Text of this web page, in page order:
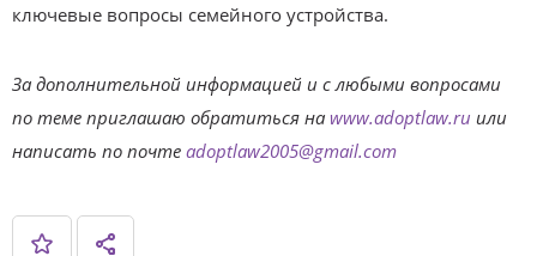
ключевые вопросы семейного устройства.
За дополнительной информацией и с любыми вопросами
по теме приглашаю обратиться на www.adoptlaw.ru или
написать по почте adoptlaw2005@gmail.com